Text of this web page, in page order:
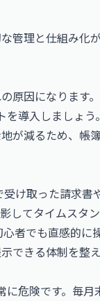
管理と仕組み化
原因になります
導入しましょ
が減るため、帳
け取った請求書
してタイムスタ
者でも直感的に
できる体制を整え
危険です。毎